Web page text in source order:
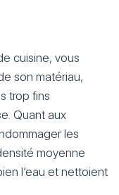
cuisine, vous
son matériau,
trop fins
Quant aux
les
moyenne
l’eau et nettoient